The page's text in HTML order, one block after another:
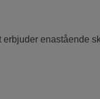
enastående